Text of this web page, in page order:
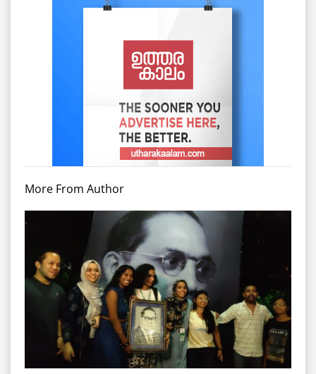
More From Author